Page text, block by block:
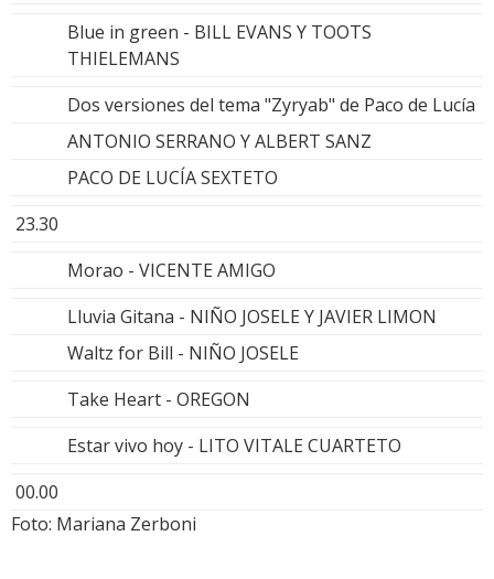
Blue in green - BILL EVANS Y TOOTS
THIELEMANS
Dos versiones del tema "Zyryab" de Paco de Lucía
ANTONIO SERRANO Y ALBERT SANZ
PACO DE LUCÍA SEXTETO
23.30
Morao - VICENTE AMIGO
Lluvia Gitana - NIÑO JOSELE Y JAVIER LIMON
Waltz for Bill - NIÑO JOSELE
Take Heart - OREGON
Estar vivo hoy - LITO VITALE CUARTETO
00.00
Foto: Mariana Zerboni